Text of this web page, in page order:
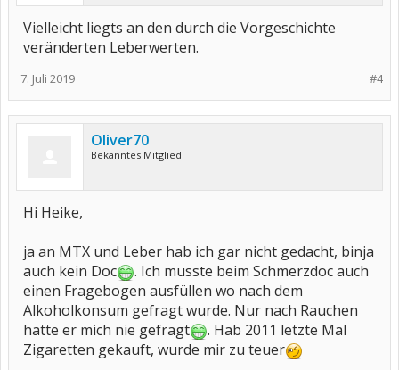
Vielleicht liegts an den durch die Vorgeschichte
veränderten Leberwerten.
#4
7. Juli 2019
Oliver70
Bekanntes Mitglied
Hi Heike,
ja an MTX und Leber hab ich gar nicht gedacht, binja
auch kein Doc
. Ich musste beim Schmerzdoc auch
einen Fragebogen ausfüllen wo nach dem
Alkoholkonsum gefragt wurde. Nur nach Rauchen
hatte er mich nie gefragt
. Hab 2011 letzte Mal
Zigaretten gekauft, wurde mir zu teuer